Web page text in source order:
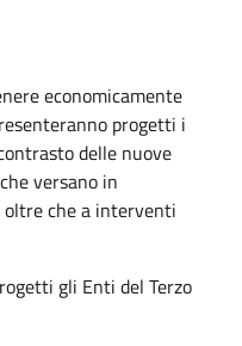
economicamente
progetti i
delle nuove
versano in
oltre che a interventi
gli Enti del Terzo